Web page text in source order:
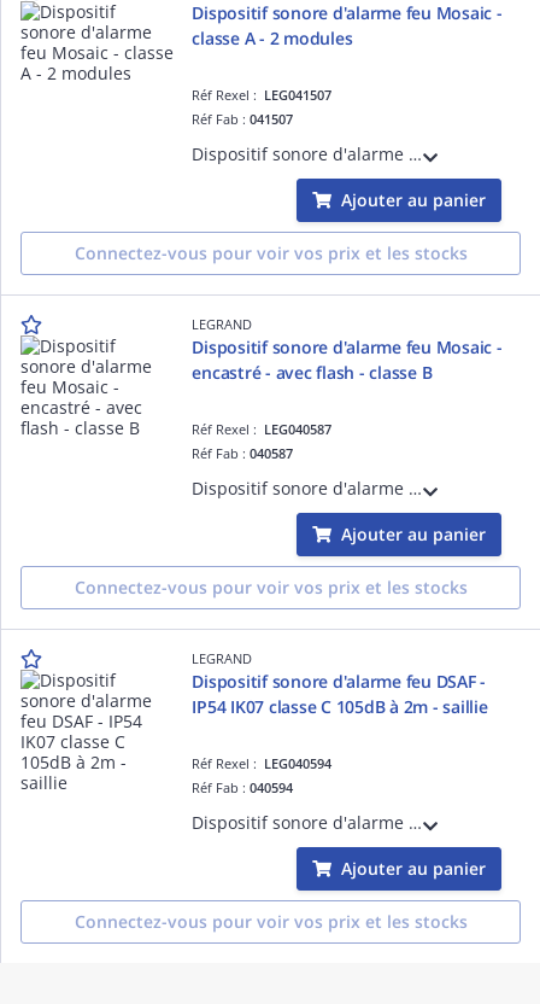
Dispositif sonore d'alarme feu Mosaic -
classe A - 2 modules
Réf Rexel : LEG041507
Réf Fab :041507
Dispositif sonore d'alarme feu DSAF - IP41 IK04 classe A 70dB à 2m - fixation encastrée ou saillie - conforme aux normes NF EN 54-3, NF S 32-001
Ajouter au panier
Connectez-vous pour voir vos prix et les stocks
LEGRAND
Dispositif sonore d'alarme feu Mosaic -
encastré - avec flash - classe B
Réf Rexel : LEG040587
Réf Fab :040587
Dispositif sonore d'alarme feu DSAF - IP21 IK07 classe B 90dB à 2m avec flash rouge - fixation encastrée faux-plafond - conforme aux normes NF EN 54-3, NF S 32-001
Ajouter au panier
Connectez-vous pour voir vos prix et les stocks
LEGRAND
Dispositif sonore d'alarme feu DSAF -
IP54 IK07 classe C 105dB à 2m - saillie
Réf Rexel : LEG040594
Réf Fab :040594
Dispositif sonore d'alarme feu DSAF - IP54 IK07 classe C 105dB à 2m - fixation saillie - conforme aux normes NF EN 54-3, NF S 32-001
Ajouter au panier
Connectez-vous pour voir vos prix et les stocks